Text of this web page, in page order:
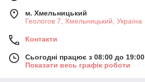
м. Хмельницький
Геологов 7, Хмельницький, Україна
Контакти
Сьогодні працює з 08:00 до 19:00
Показати весь графік роботи